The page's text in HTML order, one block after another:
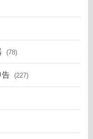
(78)
告 (227)